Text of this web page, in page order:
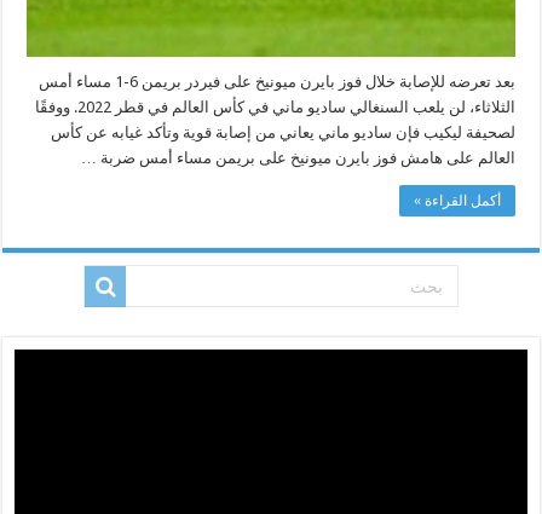
بعد تعرضه للإصابة خلال فوز بايرن ميونيخ على فيردر بريمن 6-1 مساء أمس
الثلاثاء، لن يلعب السنغالي ساديو ماني في كأس العالم في قطر 2022. ووفقًا
لصحيفة ليكيب فإن ساديو ماني يعاني من إصابة قوية وتأكد غيابه عن كأس
العالم على هامش فوز بايرن ميونيخ على بريمن مساء أمس ضربة …
أكمل القراءة »